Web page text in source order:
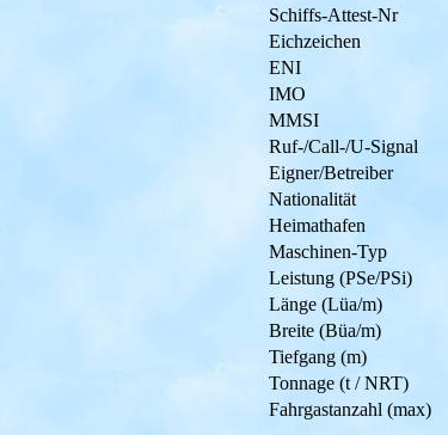
Schiffs-Attest-Nr
Eichzeichen
ENI
IMO
MMSI
Ruf-/Call-/U-Signal
Eigner/Betreiber
Nationalität
Heimathafen
Maschinen-Typ
Leistung (PSe/PSi)
Länge (Lüa/m)
Breite (Büa/m)
Tiefgang (m)
Tonnage (t / NRT)
Fahrgastanzahl (max)